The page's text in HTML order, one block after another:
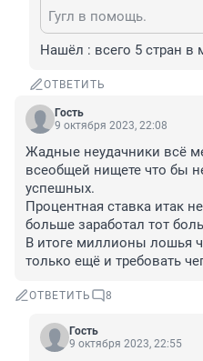
Гугл в помощь.
Нашёл : всего 5 стран в
ОТВЕТИТЬ
Гость
9 октября 2023, 22:08
Жадные неудачники всё
всеобщей нищете что бы
успешных.
Процентная ставка итак
больше заработал тот
В итоге миллионы лошья
только ещё и требовать
ОТВЕТИТЬ 8
Гость
9 октября 2023, 22:55